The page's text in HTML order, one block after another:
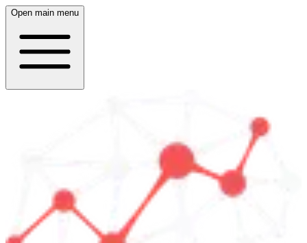
Open main menu